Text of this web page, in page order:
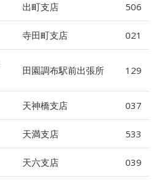
出町支店 506
寺田町支店 021
田園調布駅前出張所 129
天神橋支店 037
天満支店 533
天六支店 039